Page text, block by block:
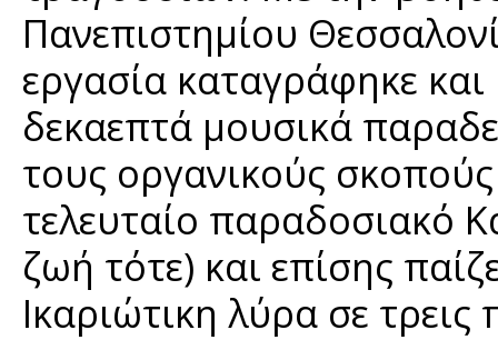
Πανεπιστημίου
εργασία καταγράφηκε
δεκαεπτά μουσικά
τους οργανικούς
τελευταίο παραδοσιακό
ζωή τότε) και επίσης
Ικαριώτικη λύρα σε